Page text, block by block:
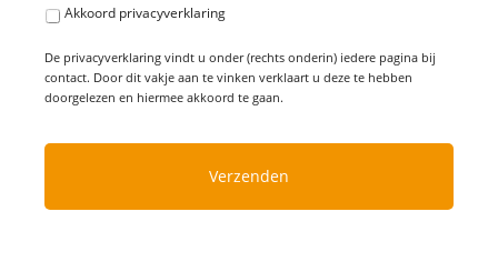
Akkoord privacyverklaring
De privacyverklaring vindt u onder (rechts onderin) iedere pagina bij
contact. Door dit vakje aan te vinken verklaart u deze te hebben
doorgelezen en hiermee akkoord te gaan.